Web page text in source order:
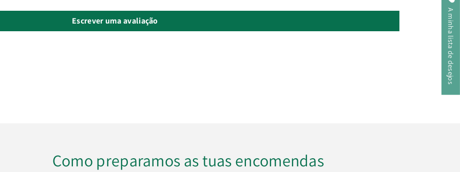
Escrever uma avaliação
Como preparamos as tuas encomendas
A minha lista de desejos